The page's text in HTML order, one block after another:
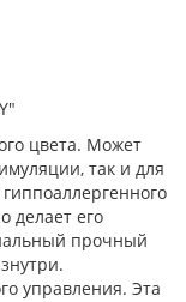
цвета. Может
так и для
делает его
прочный
управления. Эта